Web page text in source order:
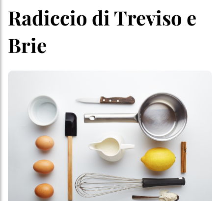
Radiccio di Treviso e
Brie